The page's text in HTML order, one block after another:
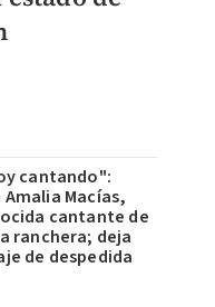
cantando":
Amalia Macías,
cantante de
ranchera; deja
de despedida